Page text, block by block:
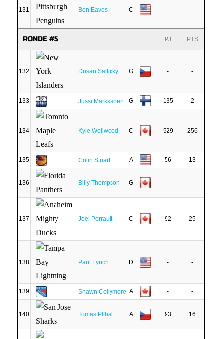
131 Ben Eaves C - -
RONDE #5 PJ PTS
132 Dusan Salficky G - -
133 Jussi Markkanen G 135 2
134 Kyle Wellwood C 529 256
135 Colin Stuart A 56 13
136 Billy Thompson G - -
137 Joël Perrault C 92 25
138 Paul Lynch D - -
139 Shawn Collymore A - -
140 Tomas Plihal A 93 16